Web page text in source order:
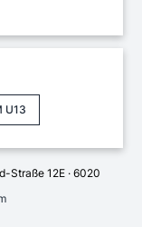
U13
Straße 12E · 6020